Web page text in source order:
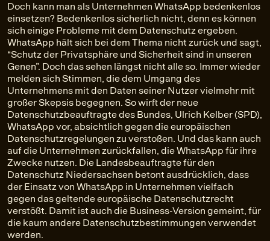
Doch kann man als Unternehmen WhatsApp bedenkenlos
einsetzen? Bedenkenlos sicherlich nicht, denn es können
sich einige Probleme mit dem Datenschutz ergeben.
WhatsApp hält sich bei dem Thema nicht zurück und sagt,
“Schutz der Privatsphäre und Sicherheit sind in unseren
Genen”. Doch das sehen längst nicht alle so. Immer wieder
melden sich Stimmen, die dem Umgang des
Unternehmens mit den Daten seiner Nutzer vielmehr mit
großer Skepsis begegnen. So wirft der neue
Datenschutzbeauftragte des Bundes, Ulrich Kelber (SPD),
WhatsApp vor, absichtlich gegen die europäischen
Datenschutzregelungen zu verstoßen. Und das kann auch
auf die Unternehmen zurückfallen, die WhatsApp für ihre
Zwecke nutzen. Die Landesbeauftragte für den
Datenschutz Niedersachsen betont ausdrücklich, dass
der Einsatz von WhatsApp in Unternehmen vielfach
gegen das geltende europäische Datenschutzrecht
verstößt. Damit ist auch die Business-Version gemeint, für
die kaum andere Datenschutzbestimmungen verwendet
werden.